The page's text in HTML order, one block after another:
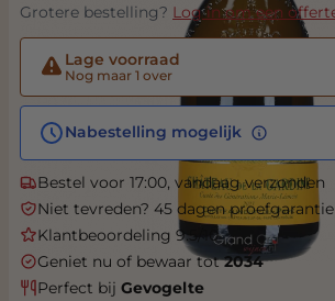
Grotere bestelling? Log in om een
Lage voorraad
Nog maar 1 over
Nabestelling mogelijk
Bestel voor 17:00, vandaag verzonden
Niet tevreden? 45 dagen proefgarantie
Klantbeoordeling 9.5/10
Geniet nu of bewaar tot2034
Perfect bij Gevogelte